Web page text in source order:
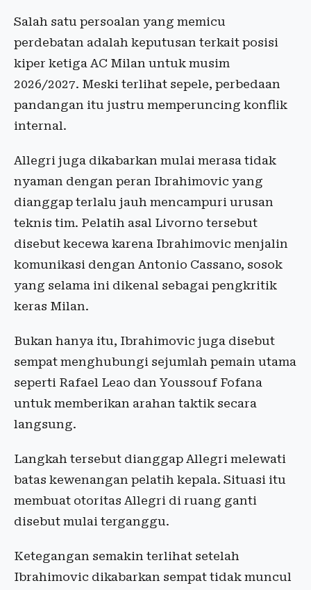
Salah satu persoalan yang memicu
perdebatan adalah keputusan terkait posisi
kiper ketiga AC Milan untuk musim
2026/2027. Meski terlihat sepele, perbedaan
pandangan itu justru memperuncing konflik
internal.
Allegri juga dikabarkan mulai merasa tidak
nyaman dengan peran Ibrahimovic yang
dianggap terlalu jauh mencampuri urusan
teknis tim. Pelatih asal Livorno tersebut
disebut kecewa karena Ibrahimovic menjalin
komunikasi dengan Antonio Cassano, sosok
yang selama ini dikenal sebagai pengkritik
keras Milan.
Bukan hanya itu, Ibrahimovic juga disebut
sempat menghubungi sejumlah pemain utama
seperti Rafael Leao dan Youssouf Fofana
untuk memberikan arahan taktik secara
langsung.
Langkah tersebut dianggap Allegri melewati
batas kewenangan pelatih kepala. Situasi itu
membuat otoritas Allegri di ruang ganti
disebut mulai terganggu.
Ketegangan semakin terlihat setelah
Ibrahimovic dikabarkan sempat tidak muncul